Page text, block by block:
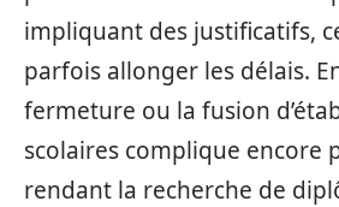
impliquant des justificatifs,
parfois allonger les délais.
fermeture ou la fusion
scolaires complique encore
rendant la recherche de